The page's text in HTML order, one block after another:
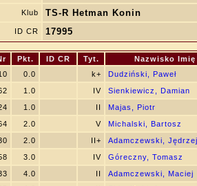
Klub TS-R Hetman Konin
ID CR 17995
Pkt. ID CR Tyt.
Nazwisko Imię
0.0 k+
Dudziński, Paweł
1.0 IV
Sienkiewicz, Damian
1.0 II
Majas, Piotr
2.0 V
Michalski, Bartosz
2.0 II+
Adamczewski, Jędrzej
3.0 IV
Góreczny, Tomasz
4.0 II
Adamczewski, Maciej